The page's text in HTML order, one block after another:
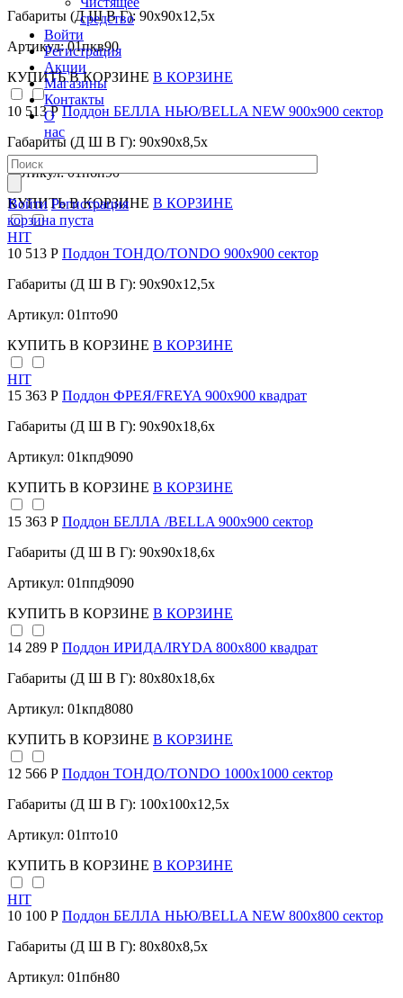
средство
Войти
Регистрация
Акции
Магазины
Контакты
О
нас
Войти Регистрация
корзина пуста
Габариты (Д Ш В Г): 90x90x12,5x
Артикул: 01пкв90
КУПИТЬ В КОРЗИНЕ В КОРЗИНЕ
10 513 РПоддон БЕЛЛА НЬЮ/BELLA NEW 900х900 сектор
Габариты (Д Ш В Г): 90x90x8,5x
Артикул: 01пбн90
КУПИТЬ В КОРЗИНЕ В КОРЗИНЕ
HIT
10 513 Р Поддон ТОНДО/TONDO 900х900 сектор
Габариты (Д Ш В Г): 90x90x12,5x
Артикул: 01пто90
КУПИТЬ В КОРЗИНЕ В КОРЗИНЕ
HIT
15 363 Р Поддон ФРЕЯ/FREYA 900х900 квадрат
Габариты (Д Ш В Г): 90x90x18,6x
Артикул: 01кпд9090
КУПИТЬ В КОРЗИНЕ В КОРЗИНЕ
15 363 Р Поддон БЕЛЛА /BELLA 900х900 сектор
Габариты (Д Ш В Г): 90x90x18,6x
Артикул: 01ппд9090
КУПИТЬ В КОРЗИНЕ В КОРЗИНЕ
14 289 Р Поддон ИРИДА/IRYDA 800х800 квадрат
Габариты (Д Ш В Г): 80x80x18,6x
Артикул: 01кпд8080
КУПИТЬ В КОРЗИНЕ В КОРЗИНЕ
12 566 Р Поддон ТОНДО/TONDO 1000х1000 сектор
Габариты (Д Ш В Г): 100x100x12,5x
Артикул: 01пто10
КУПИТЬ В КОРЗИНЕ В КОРЗИНЕ
HIT
10 100 Р Поддон БЕЛЛА НЬЮ/BELLA NEW 800х800 сектор
Габариты (Д Ш В Г): 80x80x8,5x
Артикул: 01пбн80